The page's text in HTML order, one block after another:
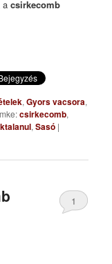
acsirkecomb
,Gyors vacsora,
csirkecomb,
,Sasó |
1